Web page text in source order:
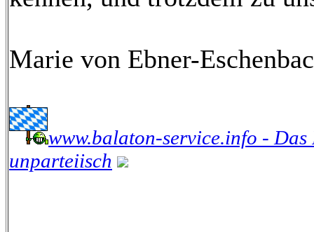
Marie von Ebner-
www.balaton-service.info -
unparteiisch